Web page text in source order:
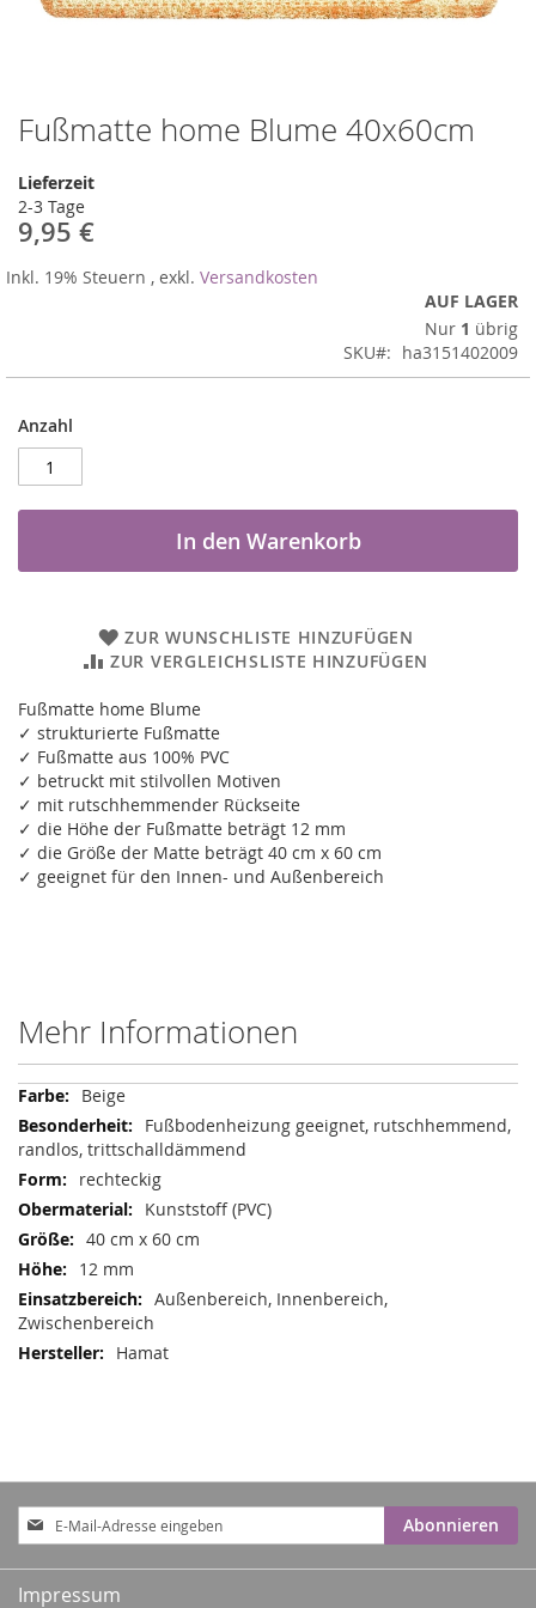
Fußmatte home Blume 40x60cm
Lieferzeit
2-3 Tage
9,95 €
Inkl. 19% Steuern , exkl. Versandkosten
AUF LAGER
Nur 1 übrig
SKU
ha3151402009
Anzahl
In den Warenkorb
ZUR WUNSCHLISTE HINZUFÜGEN
ZUR VERGLEICHSLISTE HINZUFÜGEN
Fußmatte home Blume
✓ strukturierte Fußmatte
✓ Fußmatte aus 100% PVC
✓ betruckt mit stilvollen Motiven
✓ mit rutschhemmender Rückseite
✓ die Höhe der Fußmatte beträgt 12 mm
✓ die Größe der Matte beträgt 40 cm x 60 cm
✓ geeignet für den Innen- und Außenbereich
Zum
Anfang
der
Bildergalerie
springen
Mehr Informationen
Mehr
Informationen
Beige
Fußbodenheizung geeignet, rutschhemmend,
randlos, trittschalldämmend
rechteckig
Kunststoff (PVC)
40 cm x 60 cm
12 mm
Außenbereich, Innenbereich,
Zwischenbereich
Hamat
Anmeldung
zum
Newsletter:
Abonnieren
Impressum